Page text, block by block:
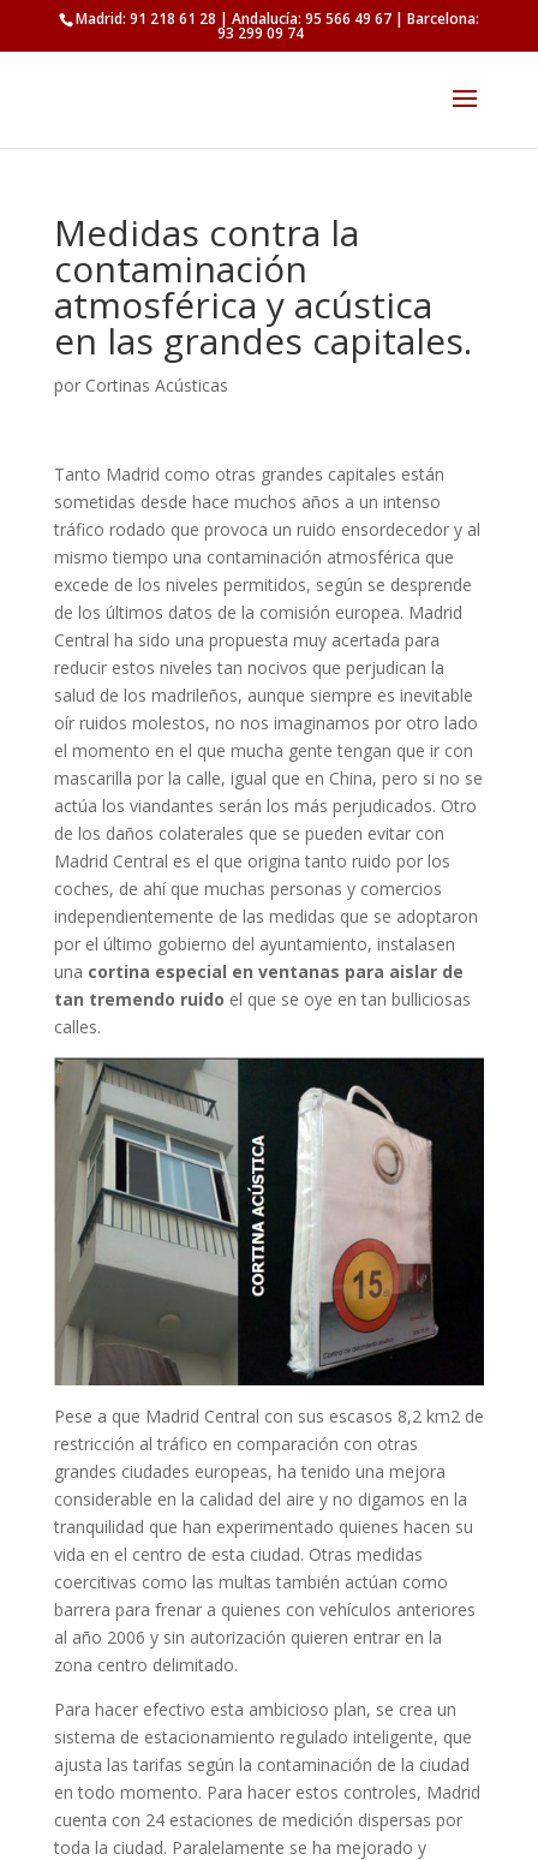
Madrid: 91 218 61 28 | Andalucía: 95 566 49 67 | Barcelona:
93 299 09 74
Medidas contra la
contaminación
atmosférica y acústica
en las grandes capitales.
por Cortinas Acústicas
Tanto Madrid como otras grandes capitales están
sometidas desde hace muchos años a un intenso
tráfico rodado que provoca un ruido ensordecedor y al
mismo tiempo una contaminación atmosférica que
excede de los niveles permitidos, según se desprende
de los últimos datos de la comisión europea. Madrid
Central ha sido una propuesta muy acertada para
reducir estos niveles tan nocivos que perjudican la
salud de los madrileños, aunque siempre es inevitable
oír ruidos molestos, no nos imaginamos por otro lado
el momento en el que mucha gente tengan que ir con
mascarilla por la calle, igual que en China, pero si no se
actúa los viandantes serán los más perjudicados. Otro
de los daños colaterales que se pueden evitar con
Madrid Central es el que origina tanto ruido por los
coches, de ahí que muchas personas y comercios
independientemente de las medidas que se adoptaron
por el último gobierno del ayuntamiento, instalasen
una cortina especial en ventanas para aislar de
tan tremendo ruido el que se oye en tan bulliciosas
calles.
Pese a que Madrid Central con sus escasos 8,2 km2 de
restricción al tráfico en comparación con otras
grandes ciudades europeas, ha tenido una mejora
considerable en la calidad del aire y no digamos en la
tranquilidad que han experimentado quienes hacen su
vida en el centro de esta ciudad. Otras medidas
coercitivas como las multas también actúan como
barrera para frenar a quienes con vehículos anteriores
al año 2006 y sin autorización quieren entrar en la
zona centro delimitado.
Para hacer efectivo esta ambicioso plan, se crea un
sistema de estacionamiento regulado inteligente, que
ajusta las tarifas según la contaminación de la ciudad
en todo momento. Para hacer estos controles, Madrid
cuenta con 24 estaciones de medición dispersas por
toda la ciudad. Paralelamente se ha mejorado y